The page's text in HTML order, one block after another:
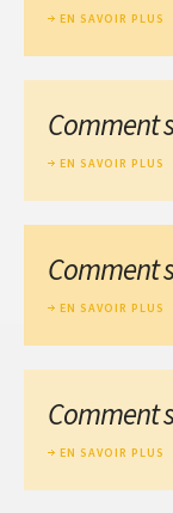
EN SAVOIR PLUS
Comment
EN SAVOIR PLUS
Comment
EN SAVOIR PLUS
Comment
EN SAVOIR PLUS